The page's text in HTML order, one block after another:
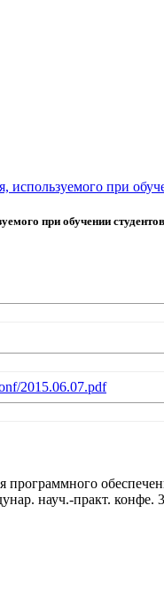
при
при обучении студентов
2015.06.07.pdf
науч.-практ. конфе.